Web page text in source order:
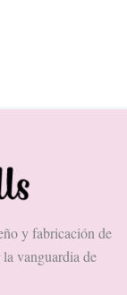
y fabricación de
vanguardia de